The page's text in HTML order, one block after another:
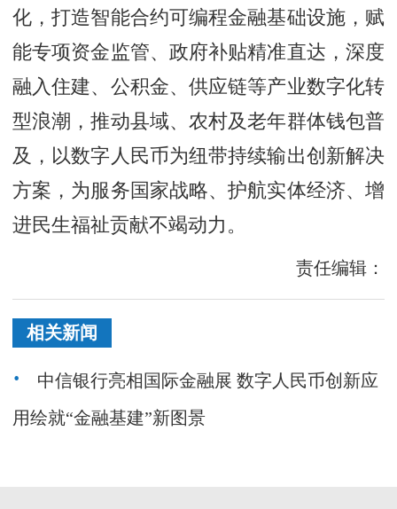
化，打造智能合约可编程金融基础设施，赋
能专项资金监管、政府补贴精准直达，深度
融入住建、公积金、供应链等产业数字化转
型浪潮，推动县域、农村及老年群体钱包普
及，以数字人民币为纽带持续输出创新解决
方案，为服务国家战略、护航实体经济、增
进民生福祉贡献不竭动力。
责任编辑：
相关新闻
中信银行亮相国际金融展 数字人民币创新应
用绘就“金融基建”新图景